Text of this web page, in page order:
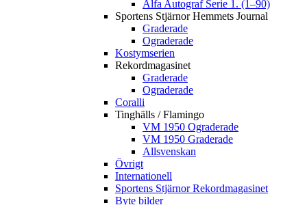
Alfa Autograf Serie 1. (1–90)
Sportens Stjärnor Hemmets Journal
Graderade
Ograderade
Kostymserien
Rekordmagasinet
Graderade
Ograderade
Coralli
Tinghälls / Flamingo
VM 1950 Ograderade
VM 1950 Graderade
Allsvenskan
Övrigt
Internationell
Sportens Stjärnor Rekordmagasinet
Byte bilder